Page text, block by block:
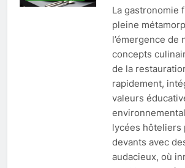
La gastronomie
pleine
l’émergence de
concepts
de la
rapidement,
valeurs
lycées hôteliers
devants avec
audacieux, où